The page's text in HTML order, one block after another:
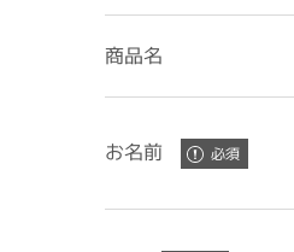
商品名
お名前